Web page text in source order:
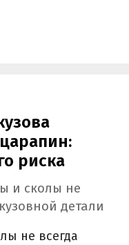
риска
и сколы не
детали
не всегда